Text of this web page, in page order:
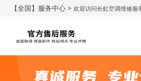
【全国】服务中心 >欢迎访问长虹空调维修服